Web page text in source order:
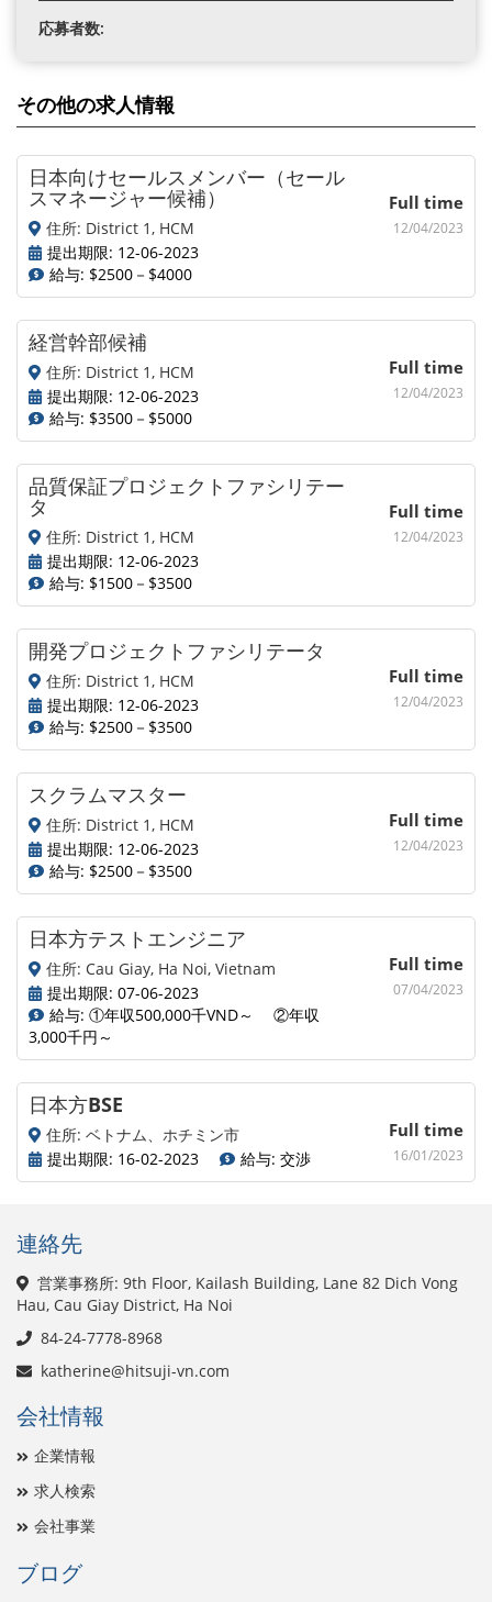
応募者数:
その他の求人情報
日本向けセールスメンバー（セール
スマネージャー候補）
住所: District 1, HCM
提出期限: 12-06-2023
給与: $2500－$4000
Full time
12/04/2023
経営幹部候補
住所: District 1, HCM
提出期限: 12-06-2023
給与: $3500－$5000
Full time
12/04/2023
品質保証プロジェクトファシリテー
タ
住所: District 1, HCM
提出期限: 12-06-2023
給与: $1500－$3500
Full time
12/04/2023
開発プロジェクトファシリテータ
住所: District 1, HCM
提出期限: 12-06-2023
給与: $2500－$3500
Full time
12/04/2023
スクラムマスター
住所: District 1, HCM
提出期限: 12-06-2023
給与: $2500－$3500
Full time
12/04/2023
日本方テストエンジニア
住所: Cau Giay, Ha Noi, Vietnam
提出期限: 07-06-2023
給与: ①年収500,000千VND～ ②年収
3,000千円～
Full time
07/04/2023
日本方BSE
住所: ベトナム、ホチミン市
提出期限: 16-02-2023
給与: 交渉
Full time
16/01/2023
連絡先
営業事務所: 9th Floor, Kailash Building, Lane 82 Dich Vong
Hau, Cau Giay District, Ha Noi
84-24-7778-8968
katherine@hitsuji-vn.com
会社情報
企業情報
求人検索
会社事業
ブログ